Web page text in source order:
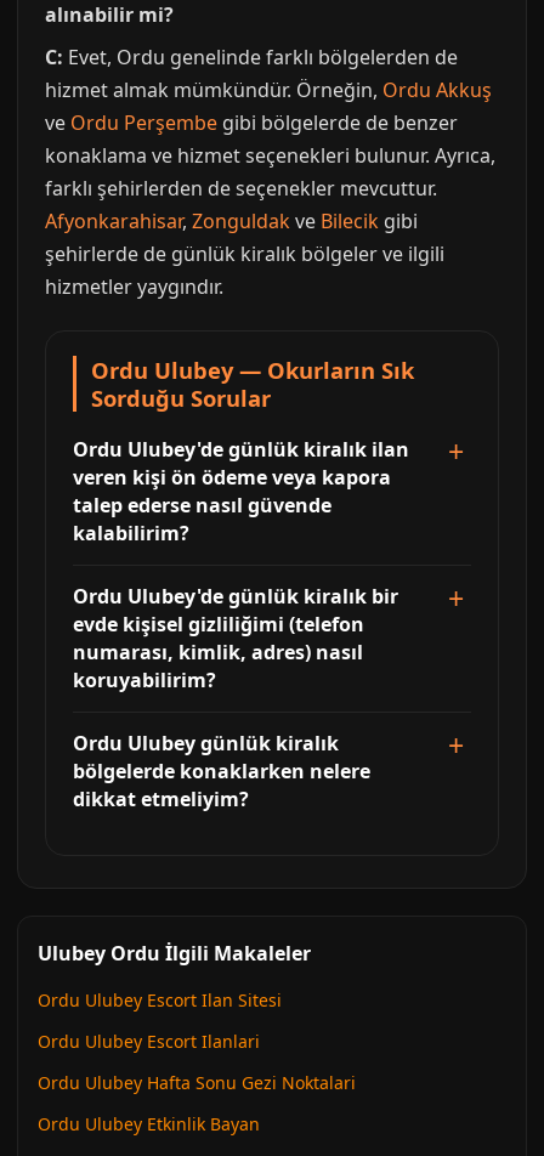
alınabilir mi?
C: Evet, Ordu genelinde farklı bölgelerden de
hizmet almak mümkündür. Örneğin, Ordu Akkuş
ve Ordu Perşembe gibi bölgelerde de benzer
konaklama ve hizmet seçenekleri bulunur. Ayrıca,
farklı şehirlerden de seçenekler mevcuttur.
Afyonkarahisar, Zonguldakve Bilecik gibi
şehirlerde de günlük kiralık bölgeler ve ilgili
hizmetler yaygındır.
Ordu Ulubey — Okurların Sık
Sorduğu Sorular
Ordu Ulubey'de günlük kiralık ilan
veren kişi ön ödeme veya kapora
talep ederse nasıl güvende
kalabilirim?
Ordu Ulubey'de günlük kiralık bir
evde kişisel gizliliğimi (telefon
numarası, kimlik, adres) nasıl
koruyabilirim?
Ordu Ulubey günlük kiralık
bölgelerde konaklarken nelere
dikkat etmeliyim?
Ulubey Ordu İlgili Makaleler
Ordu Ulubey Escort Ilan Sitesi
Ordu Ulubey Escort Ilanlari
Ordu Ulubey Hafta Sonu Gezi Noktalari
Ordu Ulubey Etkinlik Bayan